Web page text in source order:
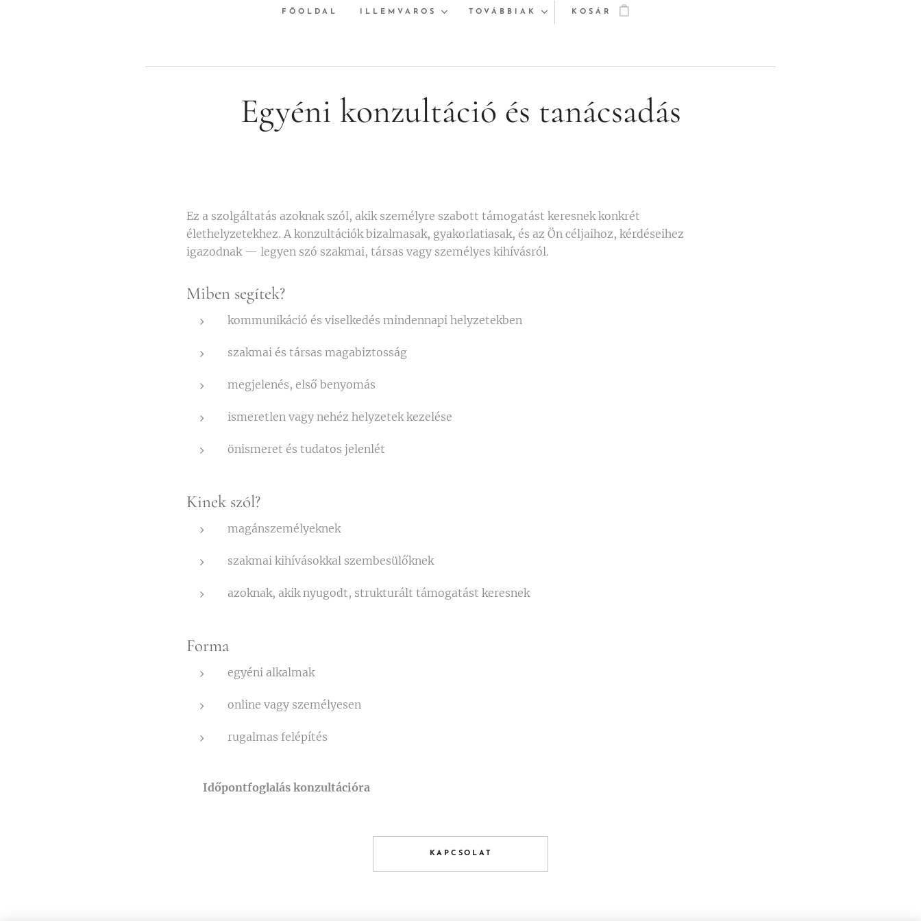
FŐOLDAL ILLEMVAROS TOVÁBBIAK KOSÁR
Egyéni konzultáció és tanácsadás
Ez a szolgáltatás azoknak szól, akik személyre szabott támogatást keresnek konkrét
élethelyzetekhez. A konzultációk bizalmasak, gyakorlatiasak, és az Ön céljaihoz, kérdéseihez
igazodnak — legyen szó szakmai, társas vagy személyes kihívásról.
Miben segítek?
kommunikáció és viselkedés mindennapi helyzetekben
szakmai és társas magabiztosság
megjelenés, első benyomás
ismeretlen vagy nehéz helyzetek kezelése
önismeret és tudatos jelenlét
Kinek szól?
magánszemélyeknek
szakmai kihívásokkal szembesülőknek
azoknak, akik nyugodt, strukturált támogatást keresnek
Forma
egyéni alkalmak
online vagy személyesen
rugalmas felépítés
Időpontfoglalás konzultációra
KAPCSOLAT